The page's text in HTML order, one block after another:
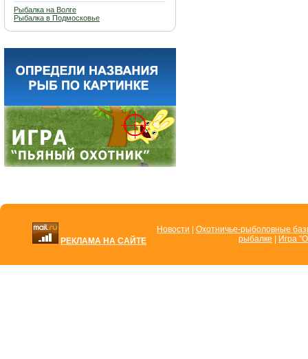
Рыбалка на Волге
Рыбалка в Подмосковье
РЕКЛАМА НА САЙТЕ
Новости
Охотничье-рыболовные
рыбалке
Игра